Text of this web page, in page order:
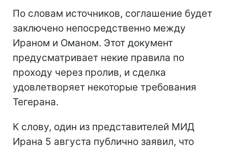
По словам источников, соглашение будет
заключено непосредственно между
Ираном и Оманом. Этот документ
предусматривает некие правила по
проходу через пролив, и сделка
удовлетворяет некоторые требования
Тегерана.
К слову, один из представителей МИД
Ирана 5 августа публично заявил, что